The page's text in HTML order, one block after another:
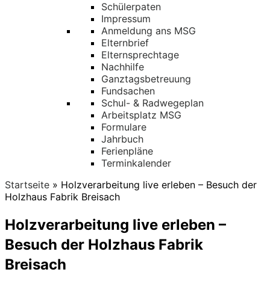
Schülerpaten
Impressum
Anmeldung ans MSG
Elternbrief
Elternsprechtage
Nachhilfe
Ganztagsbetreuung
Fundsachen
Schul- & Radwegeplan
Arbeitsplatz MSG
Formulare
Jahrbuch
Ferienpläne
Terminkalender
Startseite » Holzverarbeitung live erleben – Besuch der
Holzhaus Fabrik Breisach
Holzverarbeitung live erleben –
Besuch der Holzhaus Fabrik
Breisach